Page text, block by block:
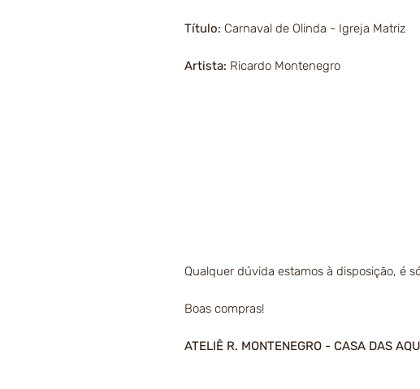
Título: Carnaval de Olinda - Igreja Matriz
Artista: Ricardo Montenegro
Qualquer dúvida estamos à disposição, é
Boas compras!
ATELIÊ R. MONTENEGRO - CASA DAS